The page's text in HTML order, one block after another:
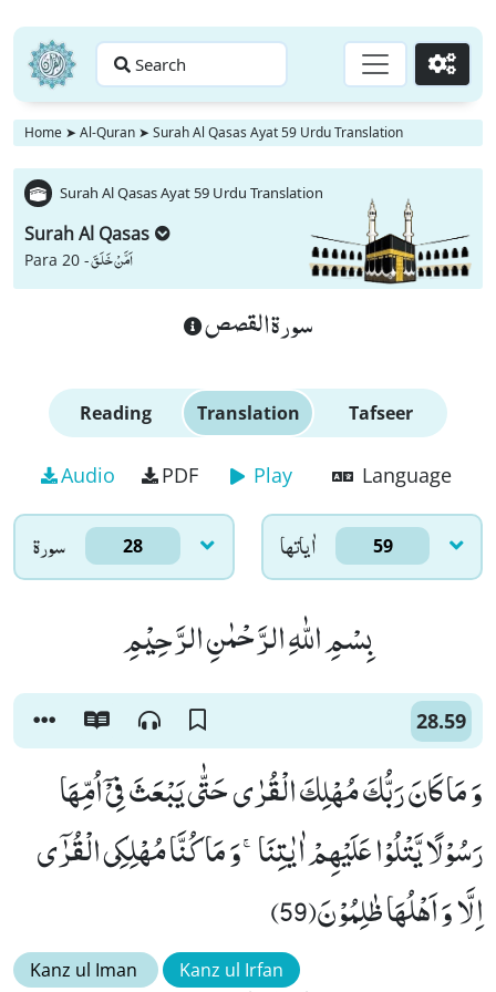
Search Go
Home ➤ Al-Quran ➤ Surah Al Qasas Ayat 59 Urdu Translation
Surah Al Qasas Ayat 59 Urdu Translation
Surah Al Qasas
Para 20 -اَمَّنْ خَلَقَ
سورة القصص
Reading Translation Tafseer
Audio PDF Play Language
سورۃ 28 اٰياتها 59
بِسْمِ اللّٰهِ الرَّحْمٰنِ الرَّحِیْمِ
28.59
وَ مَا كَانَ رَبُّكَ مُهْلِكَ الْقُرٰى حَتّٰى یَبْعَثَ فِیْۤ اُمِّهَا
رَسُوْلًا یَّتْلُوْا عَلَیْهِمْ اٰیٰتِنَاۚ-وَ مَا كُنَّا مُهْلِكِی الْقُرٰۤى
اِلَّا وَ اَهْلُهَا ظٰلِمُوْنَ(59)
Kanz ul Iman Kanz ul Irfan